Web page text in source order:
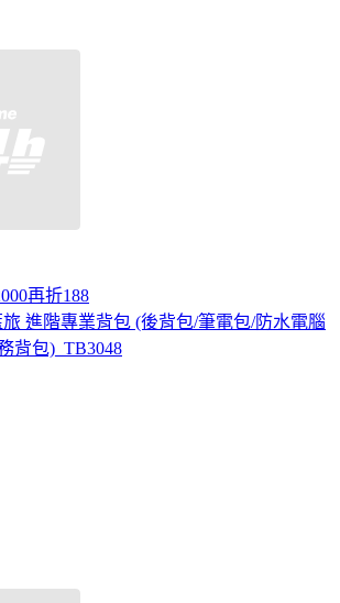
再折188
旅 進階專業背包 (後背包/筆電包/防水電腦
背包)_TB3048